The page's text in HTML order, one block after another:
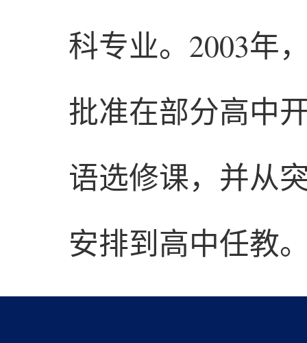
科专业。2003年
批准在部分高中
语选修课，并从
安排到高中任教